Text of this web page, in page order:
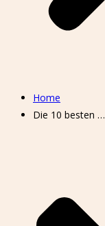
Home
Die 10 besten …